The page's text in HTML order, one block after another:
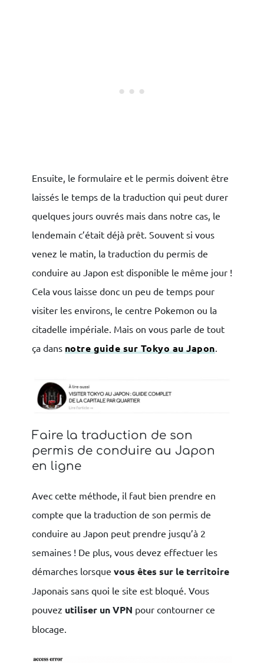
Ensuite, le formulaire et le permis doivent être
laissés le temps de la traduction qui peut durer
quelques jours ouvrés mais dans notre cas, le
lendemain c’était déjà prêt. Souvent si vous
venez le matin, la traduction du permis de
conduire au Japon est disponible le même jour !
Cela vous laisse donc un peu de temps pour
visiter les environs, le centre Pokemon ou la
citadelle impériale. Mais on vous parle de tout
ça dans notre guide sur Tokyo au Japon.
Faire la traduction de son
permis de conduire au Japon
en ligne
Avec cette méthode, il faut bien prendre en
compte que la traduction de son permis de
conduire au Japon peut prendre jusqu’à 2
semaines ! De plus, vous devez effectuer les
démarches lorsque vous êtes sur le territoire
Japonais sans quoi le site est bloqué. Vous
pouvez utiliser un VPN pour contourner ce
blocage.